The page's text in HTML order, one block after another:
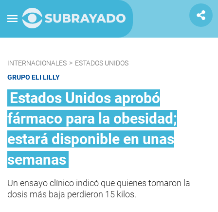
INTERNACIONALES > ESTADOS UNIDOS
GRUPO ELI LILLY
Estados Unidos aprobó
fármaco para la obesidad;
estará disponible en unas
semanas
Un ensayo clínico indicó que quienes tomaron la
dosis más baja perdieron 15 kilos.